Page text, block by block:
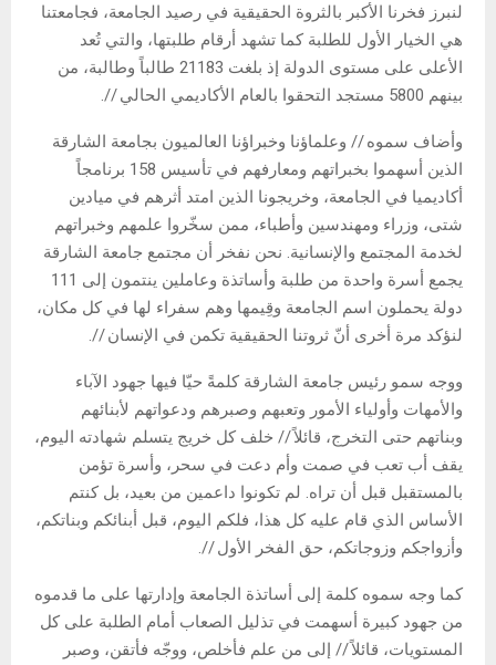
لنبرز فخرنا الأكبر بالثروة الحقيقية في رصيد الجامعة، فجامعتنا
هي الخيار الأول للطلبة كما تشهد أرقام طلبتها، والتي تُعد
الأعلى على مستوى الدولة إذ بلغت 21183 طالباً وطالبة، من
بينهم 5800 مستجد التحقوا بالعام الأكاديمي الحالي //.
وأضاف سموه // وعلماؤنا وخبراؤنا العالميون بجامعة الشارقة
الذين أسهموا بخبراتهم ومعارفهم في تأسيس 158 برنامجاً
أكاديميا في الجامعة، وخريجونا الذين امتد أثرهم في ميادين
شتى، وزراء ومهندسين وأطباء، ممن سخّروا علمهم وخبراتهم
لخدمة المجتمع والإنسانية. نحن نفخر أن مجتمع جامعة الشارقة
يجمع أسرة واحدة من طلبة وأساتذة وعاملين ينتمون إلى 111
دولة يحملون اسم الجامعة وقِيمها وهم سفراء لها في كل مكان،
لنؤكد مرة أخرى أنّ ثروتنا الحقيقية تكمن في الإنسان //.
ووجه سمو رئيس جامعة الشارقة كلمةً حيّا فيها جهود الآباء
والأمهات وأولياء الأمور وتعبهم وصبرهم ودعواتهم لأبنائهم
وبناتهم حتى التخرج، قائلاً // خلف كل خريج يتسلم شهادته اليوم،
يقف أب تعب في صمت وأم دعت في سحر، وأسرة تؤمن
بالمستقبل قبل أن تراه. لم تكونوا داعمين من بعيد، بل كنتم
الأساس الذي قام عليه كل هذا، فلكم اليوم، قبل أبنائكم وبناتكم،
وأزواجكم وزوجاتكم، حق الفخر الأول //.
كما وجه سموه كلمة إلى أساتذة الجامعة وإدارتها على ما قدموه
من جهود كبيرة أسهمت في تذليل الصعاب أمام الطلبة على كل
المستويات، قائلاً // إلى من علم فأخلص، ووجّه فأتقن، وصبر